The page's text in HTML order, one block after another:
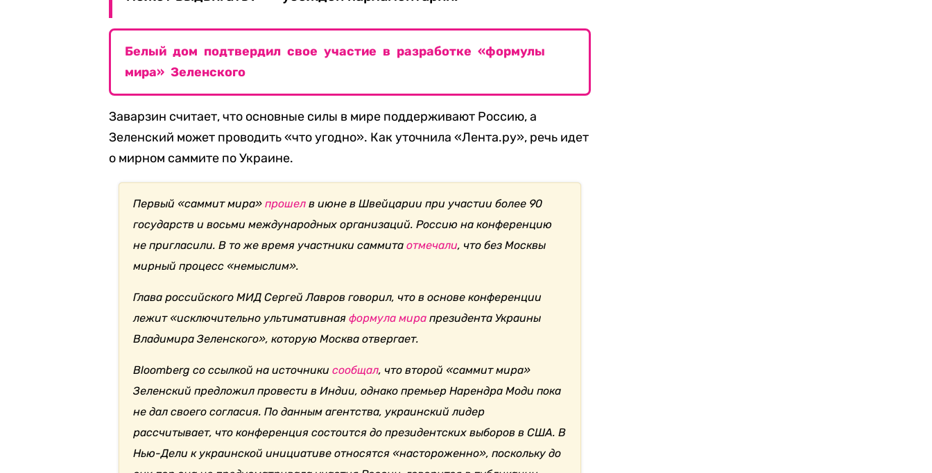
Белый дом подтвердил свое участие в разработке «формулы
мира» Зеленского
Заварзин считает, что основные силы в мире поддерживают Россию, а
Зеленский может проводить «что угодно». Как уточнила «Лента.ру», речь идет
о мирном саммите по Украине.
Первый «саммит мира»прошел в июне в Швейцарии при участии более 90
государств и восьми международных организаций. Россию на конференцию
не пригласили. В то же время участники саммитаотмечали, что без Москвы
мирный процесс «немыслим».
Глава российского МИД Сергей Лавров говорил, что в основе конференции
лежит «исключительно ультимативнаяформула мира президента Украины
Владимира Зеленского», которую Москва отвергает.
Bloomberg со ссылкой на источникисообщал, что второй «саммит мира»
Зеленский предложил провести в Индии, однако премьер Нарендра Моди пока
не дал своего согласия. По данным агентства, украинский лидер
рассчитывает, что конференция состоится до президентских выборов в США. В
Нью-Дели к украинской инициативе относятся «настороженно», поскольку до